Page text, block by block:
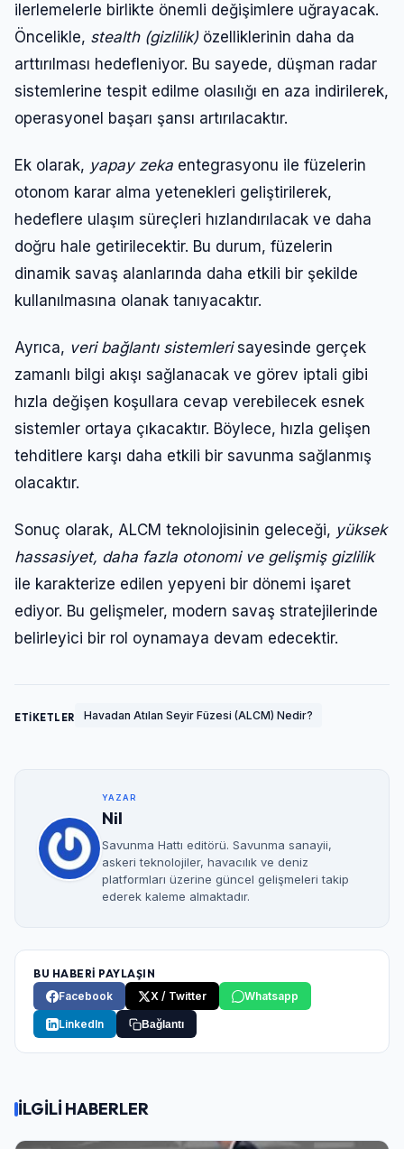
ilerlemelerle birlikte önemli değişimlere uğrayacak.
Öncelikle, stealth (gizlilik) özelliklerinin daha da
arttırılması hedefleniyor. Bu sayede, düşman radar
sistemlerine tespit edilme olasılığı en aza indirilerek,
operasyonel başarı şansı artırılacaktır.
Ek olarak, yapay zeka entegrasyonu ile füzelerin
otonom karar alma yetenekleri geliştirilerek,
hedeflere ulaşım süreçleri hızlandırılacak ve daha
doğru hale getirilecektir. Bu durum, füzelerin
dinamik savaş alanlarında daha etkili bir şekilde
kullanılmasına olanak tanıyacaktır.
Ayrıca, veri bağlantı sistemlerisayesinde gerçek
zamanlı bilgi akışı sağlanacak ve görev iptali gibi
hızla değişen koşullara cevap verebilecek esnek
sistemler ortaya çıkacaktır. Böylece, hızla gelişen
tehditlere karşı daha etkili bir savunma sağlanmış
olacaktır.
Sonuç olarak, ALCM teknolojisinin geleceği, yüksek
hassasiyet, daha fazla otonomi ve gelişmiş gizlilik
ile karakterize edilen yepyeni bir dönemi işaret
ediyor. Bu gelişmeler, modern savaş stratejilerinde
belirleyici bir rol oynamaya devam edecektir.
ETİKETLER Havadan Atılan Seyir Füzesi (ALCM) Nedir?
YAZAR
Nil
Savunma Hattı editörü. Savunma sanayii,
askeri teknolojiler, havacılık ve deniz
platformları üzerine güncel gelişmeleri takip
ederek kaleme almaktadır.
BU HABERİ PAYLAŞIN
Facebook
X / Twitter Whatsapp
LinkedIn Bağlantı
İLGİLİ HABERLER